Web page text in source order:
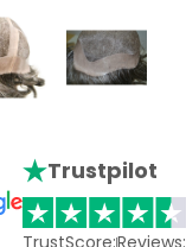
Trustpilot
TrustScore:Reviews: